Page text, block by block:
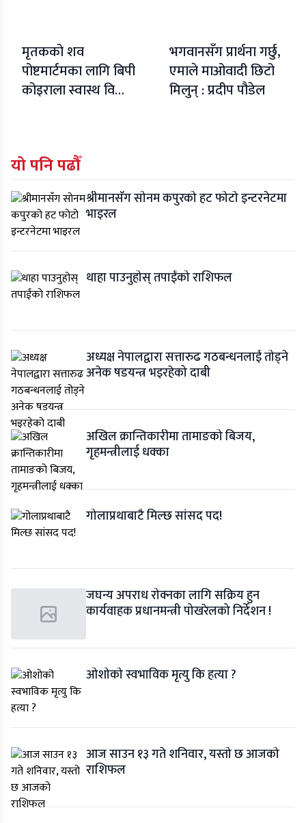
मृतकको शव
पोष्टमार्टमका लागि बिपी
कोइराला स्वास्थ विज्ञान
भगवानसँग प्रार्थना गर्छु,
एमाले माओवादी छिटो
मिलुन् : प्रदीप पौडेल
यो पनि पढौँ
श्रीमानसँग सोनम कपुरको हट फोटो इन्टरनेटमा
भाइरल
थाहा पाउनुहोस् तपाईंको राशिफल
अध्यक्ष नेपालद्वारा सत्तारुढ गठबन्धनलाई तोड्ने
अनेक षडयन्त्र भइरहेको दाबी
​अखिल क्रान्तिकारीमा तामाङको बिजय,
गृहमन्त्रीलाई धक्का
गोलाप्रथाबाटै मिल्छ सांसद पद!
जघन्य अपराध रोक्नका लागि सक्रिय हुन
कार्यवाहक प्रधानमन्त्री पोखरेलको निर्देशन !
ओशोको स्वभाविक मृत्यु कि हत्या ?
आज साउन १३ गते शनिवार, यस्तो छ आजको
राशिफल